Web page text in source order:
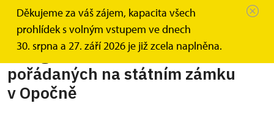
Děkujeme za váš zájem, kapacita všech
prohlídek s volným vstupem ve dnech
30. srpna a 27. září 2026 je již zcela naplněna.
Opočno Informace pro návštěvníky akce-foto-video
Fotografování na akcích
pořádaných na státním zámku
v Opočně